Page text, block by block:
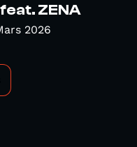
ZENA
2026